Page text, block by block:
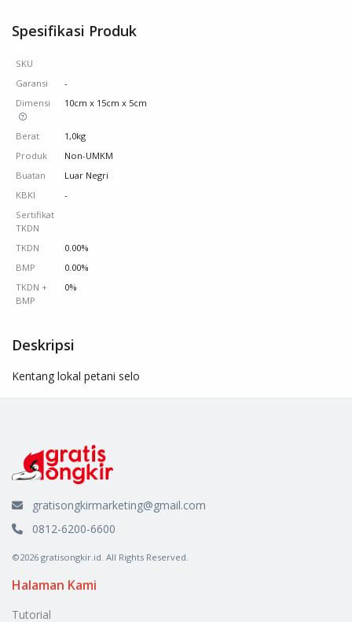
Spesifikasi Produk
SKU
Garansi
-
Dimensi
10cm x 15cm x 5cm
Berat
1,0kg
Produk
Non-UMKM
Buatan
Luar Negri
KBKI
-
Sertifikat
TKDN
TKDN
0.00%
BMP
0.00%
TKDN +
BMP
0%
Deskripsi
Kentang lokal petani selo
gratisongkirmarketing@gmail.com
0812-6200-6600
©2026 gratisongkir.id. All Rights Reserved.
Halaman Kami
Tutorial